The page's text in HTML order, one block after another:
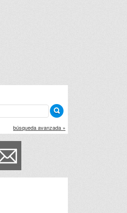
búsqueda avanzada »